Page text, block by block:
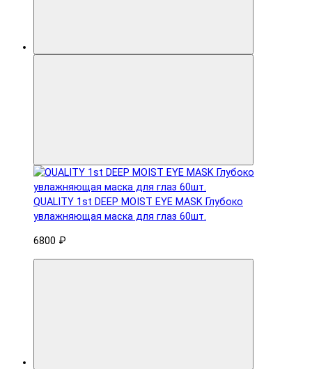
QUALITY 1st DEEP MOIST EYE MASK Глубоко
увлажняющая маска для глаз 60шт.
6800 ₽